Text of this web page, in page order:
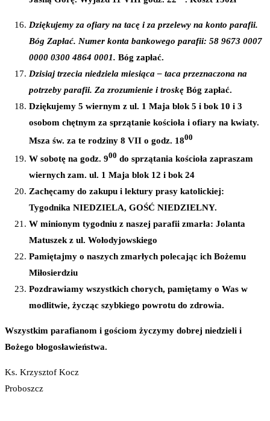
Dziękujemy za ofiary na tacę i za przelewy na konto parafii.
Bóg Zapłać. Numer konta bankowego parafii: 58 9673 0007
0000 0300 4864 0001. Bóg zapłać.
Dzisiaj trzecia niedziela miesiąca – taca przeznaczona na
potrzeby parafii. Za zrozumienie i troskę Bóg zapłać.
Dziękujemy 5 wiernym z ul. 1 Maja blok 5 i bok 10 i 3
osobom chętnym za sprzątanie kościoła i ofiary na kwiaty.
Msza św. za te rodziny 8 VII o godz. 1800
W sobotę na godz. 900 do sprzątania kościoła zapraszam
wiernych zam. ul. 1 Maja blok 12 i bok 24
Zachęcamy do zakupu i lektury prasy katolickiej:
Tygodnika NIEDZIELA, GOŚĆ NIEDZIELNY.
W minionym tygodniu z naszej parafii zmarła: Jolanta
Matuszek z ul. Wołodyjowskiego
Pamiętajmy o naszych zmarłych polecając ich Bożemu
Miłosierdziu
Pozdrawiamy wszystkich chorych, pamiętamy o Was w
modlitwie, życząc szybkiego powrotu do zdrowia.
Wszystkim parafianom i gościom życzymy dobrej niedzieli i
Bożego błogosławieństwa.
Ks. Krzysztof Kocz
Proboszcz